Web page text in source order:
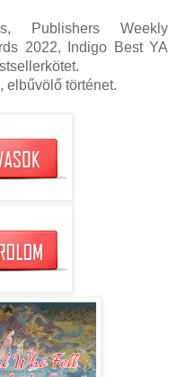
Publishers Weekly
2022, Indigo Best YA
elbűvölő történet.